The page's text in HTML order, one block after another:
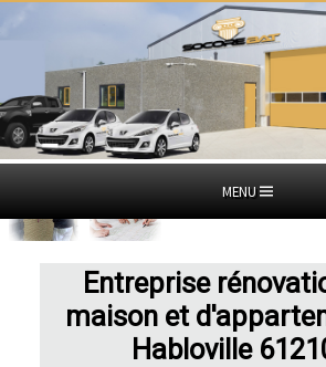
MENU
Entreprise
maison et
Habloville